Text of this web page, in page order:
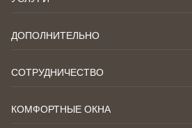
ДОПОЛНИТЕЛЬНО
СОТРУДНИЧЕСТВО
КОМФОРТНЫЕ ОКНА